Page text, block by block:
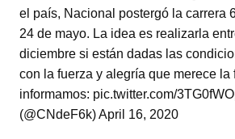
er s
A
p
p
e
b
o
o
p
ar
tir
el país, Nacional postergó la carrera
24 de mayo. La idea es realizarla
diciembre si están dadas las
con la fuerza y alegría que merece la
informamos: pic.twitter.com/
(@CNdeF6k) April 16, 2020